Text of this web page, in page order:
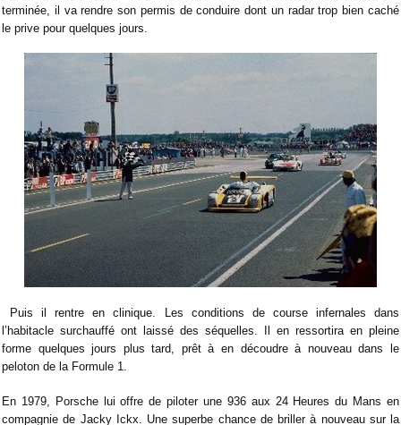
terminée, il va rendre son permis de conduire dont un radar trop bien caché
le prive pour quelques jours.
Puis il rentre en clinique. Les conditions de course infernales dans
l’habitacle surchauffé ont laissé des séquelles. Il en ressortira en pleine
forme quelques jours plus tard, prêt à en découdre à nouveau dans le
peloton de la Formule 1.
En 1979, Porsche lui offre de piloter une 936 aux 24 Heures du Mans en
compagnie de Jacky Ickx. Une superbe chance de briller à nouveau sur la